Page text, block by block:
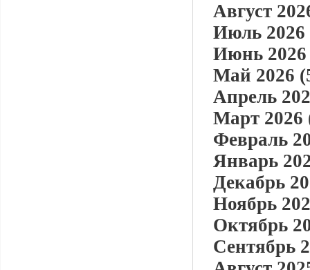
Август
Июль 2026
Июнь 2026
Май 2026
Апрель
Март 2026
Февраль
Январь
Декабрь
Ноябрь
Октябрь
Сентябрь